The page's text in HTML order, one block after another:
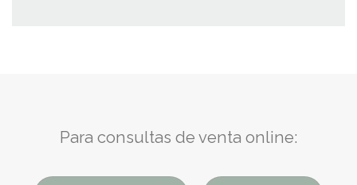
Para consultas de venta online: